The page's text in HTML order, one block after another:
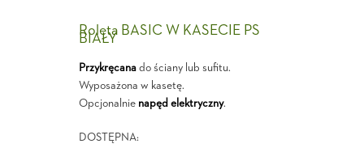
Roleta BASIC W KASECIE PS
BIAŁY
Przykręcanado ściany lub sufitu.
Wyposażona w kasetę.
Opcjonalnie napęd elektryczny.
DOSTĘPNA: